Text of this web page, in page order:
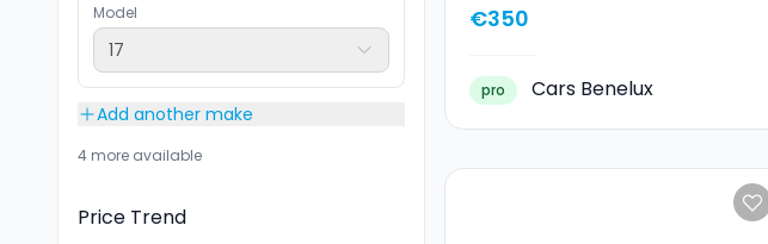
Model
17
Add another make
4 more available
Price Trend
€350
pro Cars Benelux